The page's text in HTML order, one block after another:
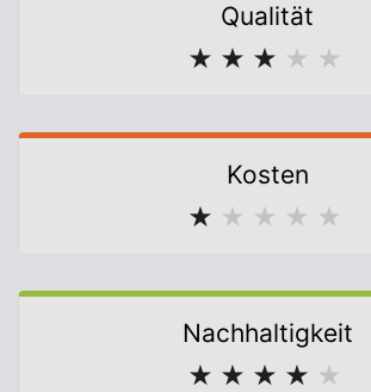
Qualität
★ ★ ★ ★ ★
Kosten
★ ★ ★ ★ ★
Nachhaltigkeit
★ ★ ★ ★ ★